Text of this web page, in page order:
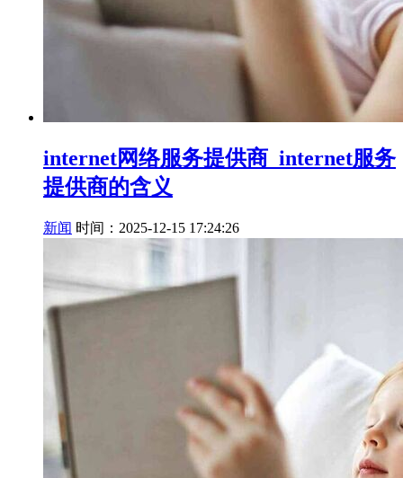
internet网络服务提供商_internet服务
提供商的含义
新闻 时间：2025-12-15 17:24:26